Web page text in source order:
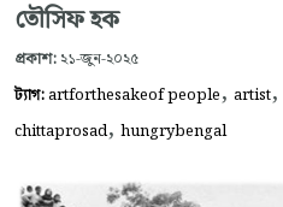
তৌসিফ হক
প্রকাশ: ২১-জুন-২০২৫
ট্যাগ:artforthesakeof people, artist,
chittaprosad, hungrybengal